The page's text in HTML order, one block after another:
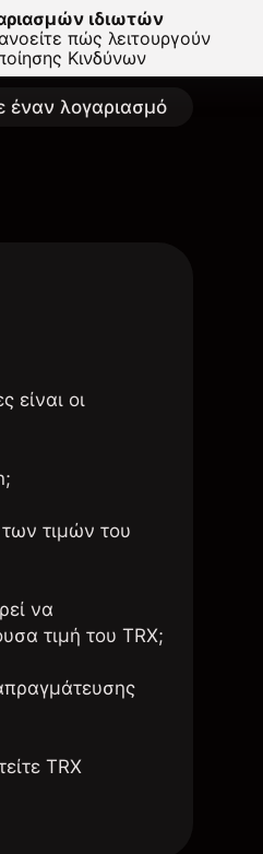
ιδιωτών
πώς λειτουργούν
Κινδύνων
έναν λογαριασμό
είναι οι
των τιμών του
να
τιμή του TRX;
TRX